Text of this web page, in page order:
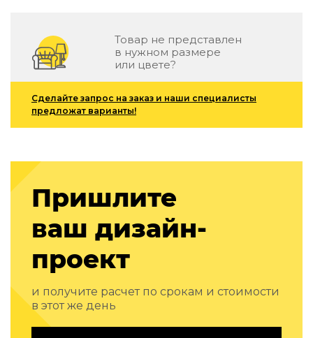
для террас
Террасные и фасадные системы
Камень
Изделия из натурального мрамора и камня
Все категории товаров
Бренды
Реализованные проекты
Товар не представлен
в нужном размере
или цвете?
Сделайте запрос на заказ и наши специалисты
предложат варианты!
Пришлите
ваш дизайн-
проект
и получите расчет по срокам и стоимости
в этот же день